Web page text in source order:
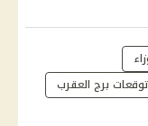
توقعات برج العقرب